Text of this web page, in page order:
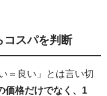
スパを判断
＝良い」とは言い切
格だけでなく、1